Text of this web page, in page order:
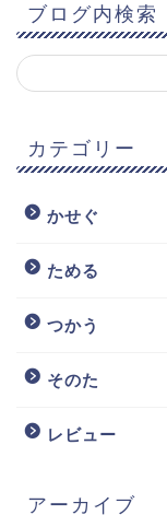
ブログ内検索
カテゴリー
かせぐ
ためる
つかう
そのた
レビュー
アーカイブ